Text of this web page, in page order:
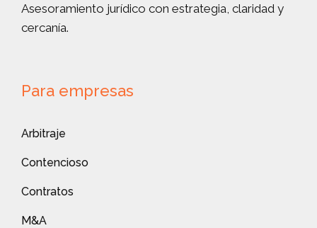
Asesoramiento jurídico con estrategia, claridad y
cercanía.
Para empresas
Arbitraje
Contencioso
Contratos
M&A